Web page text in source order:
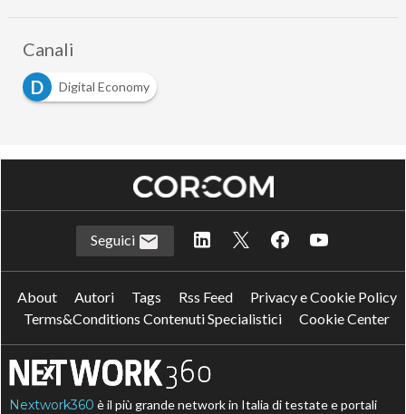
Canali
D
Digital Economy
Seguici
About Autori Tags Rss Feed
Privacy e Cookie Policy
Terms&Conditions Contenuti Specialistici
Cookie Center
Nextwork360 è il più grande network in Italia di testate e portali